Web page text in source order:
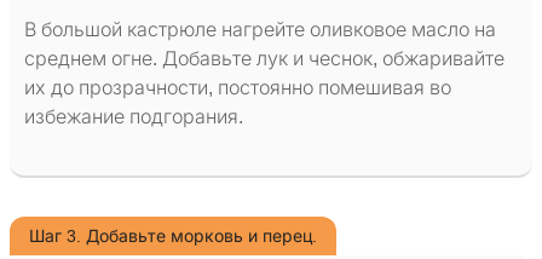
В большой кастрюле нагрейте оливковое масло на
среднем огне. Добавьте лук и чеснок, обжаривайте
их до прозрачности, постоянно помешивая во
избежание подгорания.
Шаг 3. Добавьте морковь и перец.